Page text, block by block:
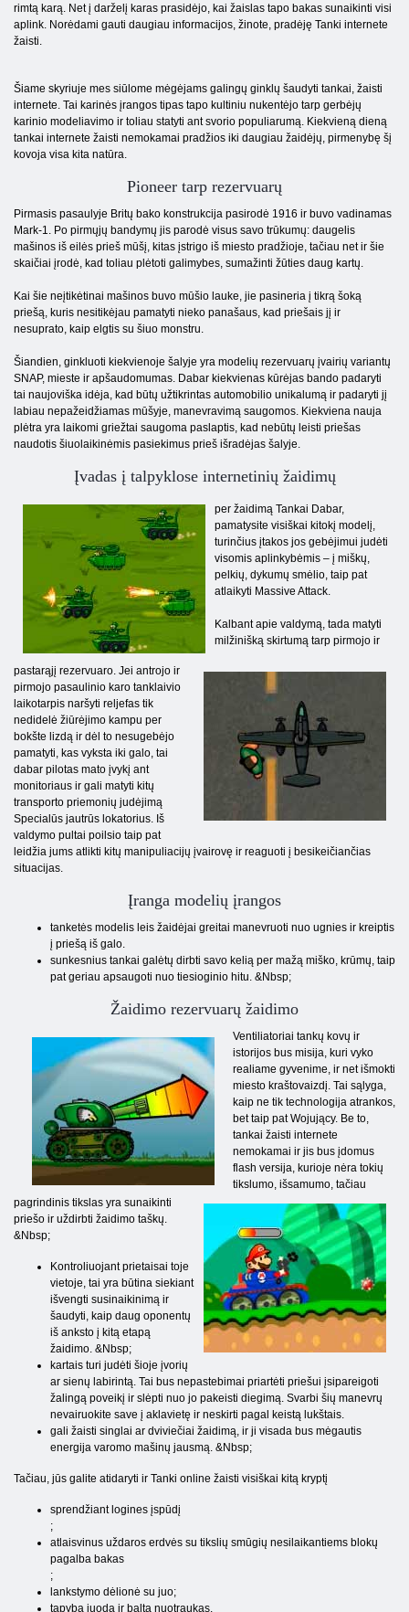
rimtą karą. Net į darželį karas prasidėjo, kai žaislas tapo bakas sunaikinti visi
aplink. Norėdami gauti daugiau informacijos, žinote, pradėję Tanki internete
žaisti.
Šiame skyriuje mes siūlome mėgėjams galingų ginklų šaudyti tankai, žaisti
internete. Tai karinės įrangos tipas tapo kultiniu nukentėjo tarp gerbėjų
karinio modeliavimo ir toliau statyti ant svorio populiarumą. Kiekvieną dieną
tankai internete žaisti nemokamai pradžios iki daugiau žaidėjų, pirmenybę šį
kovoja visa kita natūra.
Pioneer tarp rezervuarų
Pirmasis pasaulyje Britų bako konstrukcija pasirodė 1916 ir buvo vadinamas
Mark-1. Po pirmųjų bandymų jis parodė visus savo trūkumų: daugelis
mašinos iš eilės prieš mūšį, kitas įstrigo iš miesto pradžioje, tačiau net ir šie
skaičiai įrodė, kad toliau plėtoti galimybes, sumažinti žūties daug kartų.
Kai šie neįtikėtinai mašinos buvo mūšio lauke, jie pasineria į tikrą šoką
priešą, kuris nesitikėjau pamatyti nieko panašaus, kad priešais jį ir
nesuprato, kaip elgtis su šiuo monstru.
Šiandien, ginkluoti kiekvienoje šalyje yra modelių rezervuarų įvairių variantų
SNAP, mieste ir apšaudomumas. Dabar kiekvienas kūrėjas bando padaryti
tai naujoviška idėja, kad būtų užtikrintas automobilio unikalumą ir padaryti jį
labiau nepažeidžiamas mūšyje, manevravimą saugomos. Kiekviena nauja
plėtra yra laikomi griežtai saugoma paslaptis, kad nebūtų leisti priešas
naudotis šiuolaikinėmis pasiekimus prieš išradėjas šalyje.
Įvadas į talpyklose internetinių žaidimų
per žaidimą Tankai Dabar,
pamatysite visiškai kitokį modelį,
turinčius įtakos jos gebėjimui judėti
visomis aplinkybėmis – į miškų,
pelkių, dykumų smėlio, taip pat
atlaikyti Massive Attack.
Kalbant apie valdymą, tada matyti
milžinišką skirtumą tarp pirmojo ir
pastarąjį rezervuaro. Jei antrojo ir
pirmojo pasaulinio karo tanklaivio
laikotarpis naršyti reljefas tik
nedidelė žiūrėjimo kampu per
bokšte lizdą ir dėl to nesugebėjo
pamatyti, kas vyksta iki galo, tai
dabar pilotas mato įvykį ant
monitoriaus ir gali matyti kitų
transporto priemonių judėjimą
Specialūs jautrūs lokatorius. Iš
valdymo pultai poilsio taip pat
leidžia jums atlikti kitų manipuliacijų įvairovę ir reaguoti į besikeičiančias
situacijas.
Įranga modelių įrangos
tanketės modelis leis žaidėjai greitai manevruoti nuo ugnies ir kreiptis
į priešą iš galo.
sunkesnius tankai galėtų dirbti savo kelią per mažą miško, krūmų, taip
pat geriau apsaugoti nuo tiesioginio hitu. &Nbsp;
Žaidimo rezervuarų žaidimo
Ventiliatoriai tankų kovų ir
istorijos bus misija, kuri vyko
realiame gyvenime, ir net išmokti
miesto kraštovaizdį. Tai sąlyga,
kaip ne tik technologija atrankos,
bet taip pat Wojujący. Be to,
tankai žaisti internete
nemokamai ir jis bus įdomus
flash versija, kurioje nėra tokių
tikslumo, išsamumo, tačiau
pagrindinis tikslas yra sunaikinti
priešo ir uždirbti žaidimo taškų.
&Nbsp;
Kontroliuojant prietaisai toje
vietoje, tai yra būtina siekiant
išvengti susinaikinimą ir
šaudyti, kaip daug oponentų
iš anksto į kitą etapą
žaidimo. &Nbsp;
kartais turi judėti šioje įvorių
ar sienų labirintą. Tai bus nepastebimai priartėti priešui įsipareigoti
žalingą poveikį ir slėpti nuo jo pakeisti diegimą. Svarbi šių manevrų
nevairuokite save į aklavietę ir neskirti pagal keistą lukštais.
gali žaisti singlai ar dviviečiai žaidimą, ir ji visada bus mėgautis
energija varomo mašinų jausmą. &Nbsp;
Tačiau, jūs galite atidaryti ir Tanki online žaisti visiškai kitą kryptį
sprendžiant logines įspūdį
;
atlaisvinus uždaros erdvės su tikslių smūgių nesilaikantiems blokų
pagalba bakas
;
lankstymo dėlionė su juo;
tapyba juoda ir balta nuotraukas.